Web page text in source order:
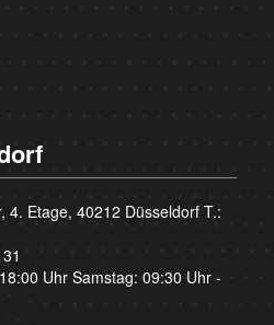
4. Etage, 40212 Düsseldorf T.:
Uhr Samstag: 09:30 Uhr -